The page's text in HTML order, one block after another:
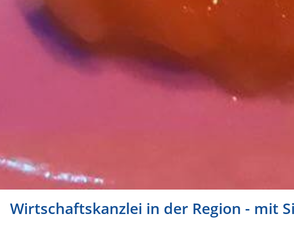
Wirtschaftskanzlei in der Region - mit